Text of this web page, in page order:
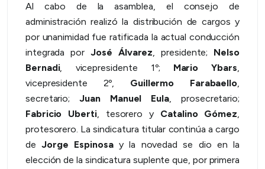
Al cabo de la asamblea, el consejo de
administración realizó la distribución de cargos y
por unanimidad fue ratificada la actual conducción
integrada porJosé Álvarez, presidente; Nelso
Bernadi, vicepresidente 1º; Mario Ybars,
vicepresidente 2º, Guillermo Farabaello,
secretario;Juan Manuel Eula, prosecretario;
Fabricio Uberti, tesorero y Catalino Gómez,
protesorero. La sindicatura titular continúa a cargo
deJorge Espinosay la novedad se dio en la
elección de la sindicatura suplente que, por primera